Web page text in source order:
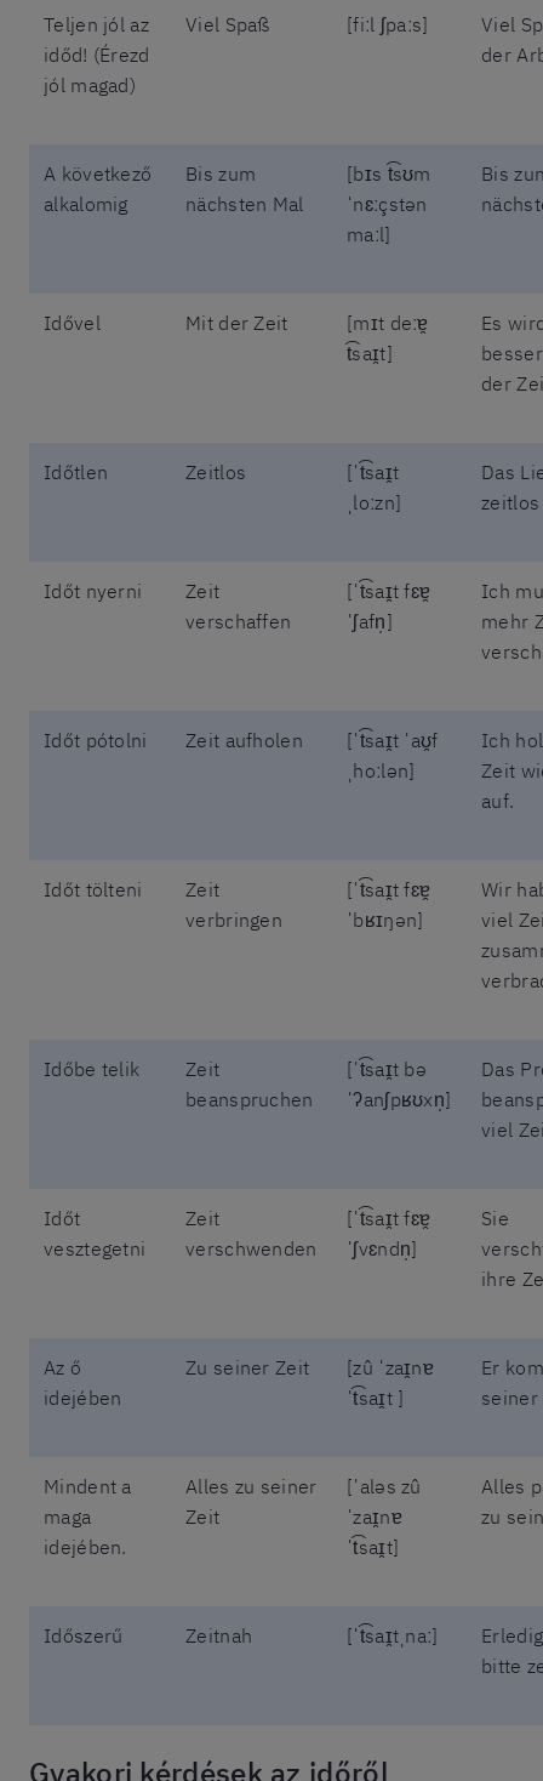
Teljen jól az
időd! (Érezd
jól magad)
Viel Spaß [fiːl ʃpaːs]
Viel
der
A következő
alkalomig
Bis zum
nächsten Mal
[bɪs t͡sʊm
ˈnɛːçstən
maːl]
Bis
Idővel Mit der Zeit
[mɪt deːɐ̯
t͡saɪ̯t]
Es
der
Időtlen Zeitlos
[ˈt͡saɪ̯t
ˌloːzn]
Das
zeitlos
Időt nyerni
Zeit
verschaffen
[ˈt͡saɪ̯t fɛɐ̯
ˈʃafn̩]
Ich
mehr
Időt pótolni Zeit aufholen
[ˈt͡saɪ̯t ˈaʊ̯f
ˌhoːlən]
Ich
Zeit
auf.
Időt tölteni
Zeit
verbringen
[ˈt͡saɪ̯t fɛɐ̯
ˈbʁɪŋən]
Wir
viel
Időbe telik
Zeit
beanspruchen
[ˈt͡saɪ̯t bə
ˈʔanʃpʁʊxn̩]
Das
viel
Időt
vesztegetni
Zeit
verschwenden
[ˈt͡saɪ̯t fɛɐ̯
ˈʃvɛndn̩]
Sie
ihre
Az ő
idejében
Zu seiner Zeit
[zû ˈzaɪ̯nɐ
ˈt͡saɪ̯t ]
Er
seiner
Mindent a
maga
idejében.
Alles zu seiner
Zeit
[ˈaləs zû
ˈzaɪ̯nɐ
ˈt͡saɪ̯t]
Alles
zu
Időszerű Zeitnah [ˈt͡saɪ̯tˌnaː]
bitte
Gyakori kérdések az időről